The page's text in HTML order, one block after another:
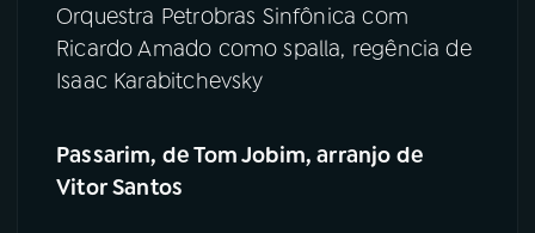
Orquestra Petrobras Sinfônica com
Ricardo Amado como spalla, regência de
Isaac Karabitchevsky
Passarim, de Tom Jobim, arranjo de
Vitor Santos